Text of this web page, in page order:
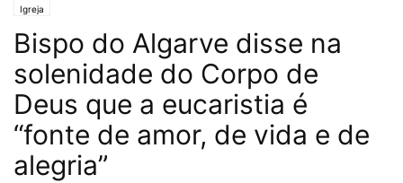
Igreja
Bispo do Algarve disse na
solenidade do Corpo de
Deus que a eucaristia é
“fonte de amor, de vida e de
alegria”